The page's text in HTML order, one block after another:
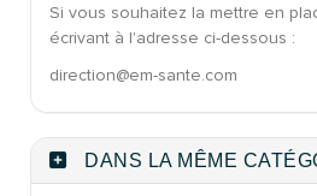
Si vous souhaitez la mettre en
écrivant à l'adresse ci-dessous :
direction@em-sante.com
DANS LA MÊME